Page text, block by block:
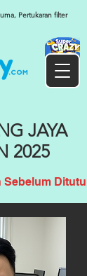
Pertukaran filter
JAYA
2025